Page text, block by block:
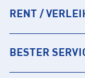
RENT /
BESTER